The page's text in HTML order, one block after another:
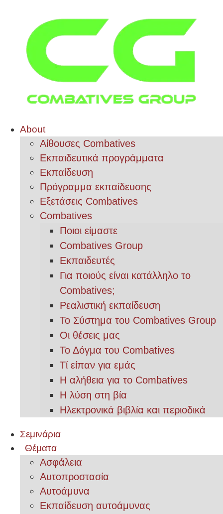
About
Αίθουσες Combatives
Εκπαιδευτικά προγράμματα
Εκπαίδευση
Πρόγραμμα εκπαίδευσης
Εξετάσεις Combatives
Combatives
Ποιοι είμαστε
Combatives Group
Εκπαιδευτές
Για ποιούς είναι κατάλληλο το
Combatives;
Ρεαλιστική εκπαίδευση
Το Σύστημα του Combatives Group
Οι θέσεις μας
Το Δόγμα του Combatives
Τί είπαν για εμάς
Η αλήθεια για το Combatives
Η λύση στη βία
Ηλεκτρονικά βιβλία και περιοδικά
Σεμινάρια
Θέματα
Ασφάλεια
Αυτοπροστασία
Αυτοάμυνα
Εκπαίδευση αυτοάμυνας